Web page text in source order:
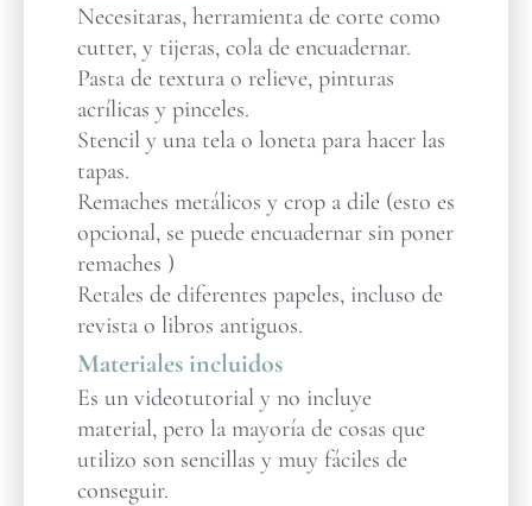
Necesitaras, herramienta de corte como
cutter, y tijeras, cola de encuadernar.
Pasta de textura o relieve, pinturas
acrílicas y pinceles.
Stencil y una tela o loneta para hacer las
tapas.
Remaches metálicos y crop a dile (esto es
opcional, se puede encuadernar sin poner
remaches )
Retales de diferentes papeles, incluso de
revista o libros antiguos.
Materiales incluidos
Es un videotutorial y no incluye
material, pero la mayoría de cosas que
utilizo son sencillas y muy fáciles de
conseguir.